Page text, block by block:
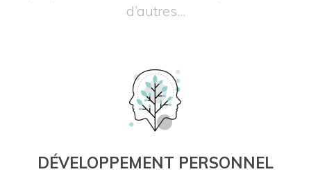
d’autres...
DÉVELOPPEMENT PERSONNEL